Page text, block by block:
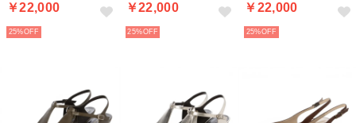
￥22,000
25%
￥22,000
25%
￥22,000
25%